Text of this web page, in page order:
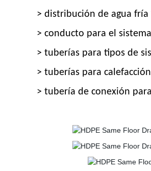
> distribución de agua fría
> conducto para el
> tuberías para tipos de
> tuberías para
> tubería de conexión